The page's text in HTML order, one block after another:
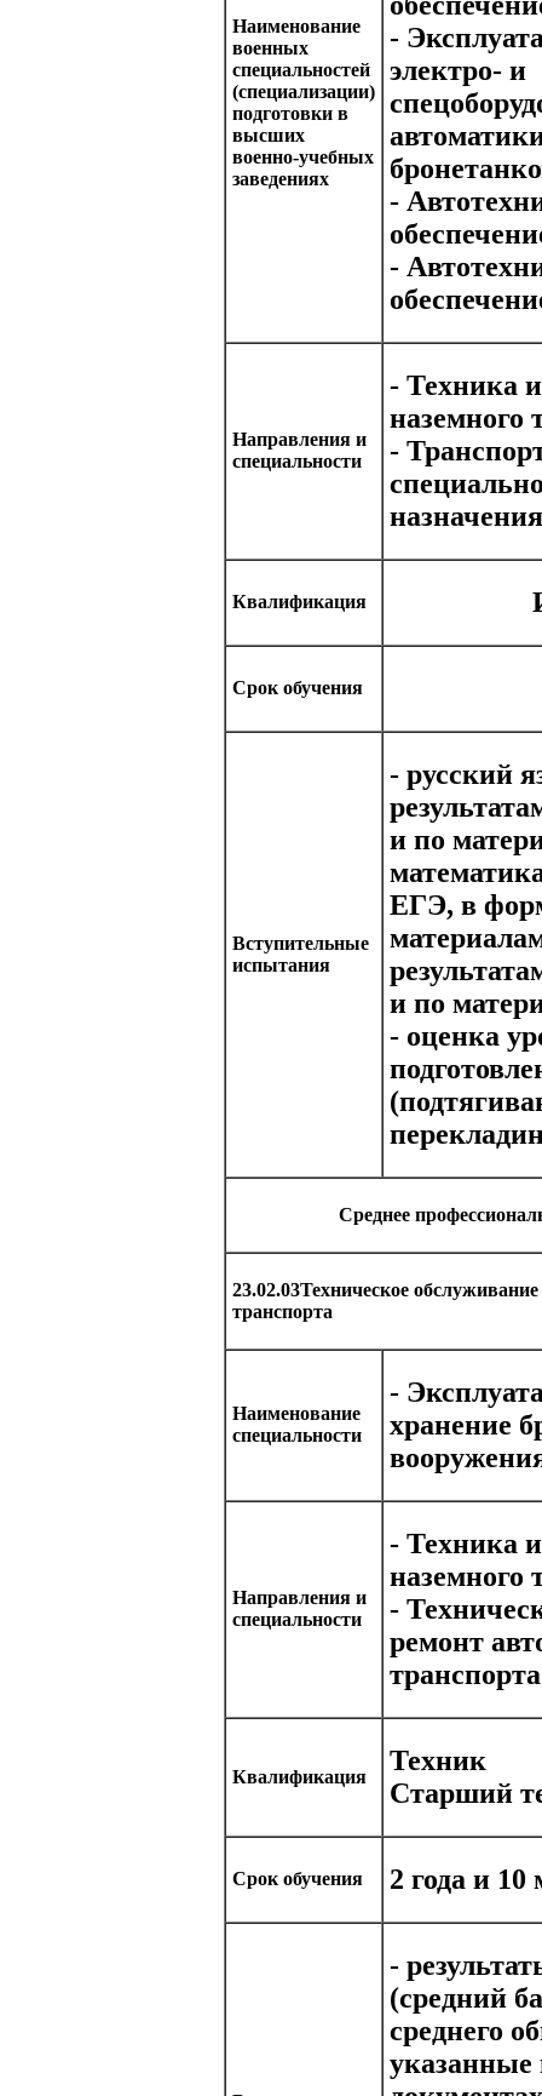
Наименование
военных
специальностей
(специализации)
подготовки в
высших
военно-учебных
заведениях
-
электро- и
-
-
Направления и
специальности
- Техника
наземного
-
назначения
Квалификация
Срок обучения
Вступительные
испытания
- русский
и по
ЕГЭ, в
и по
- оценка
Среднее
23.02.03Техническое
транспорта
Наименование
специальности
-
хранение
Направления и
специальности
- Техника
наземного
-
ремонт
транспорта
Квалификация
Техник
Старший
Срок обучения 2 года и 10
-
(средний
среднего
указанные